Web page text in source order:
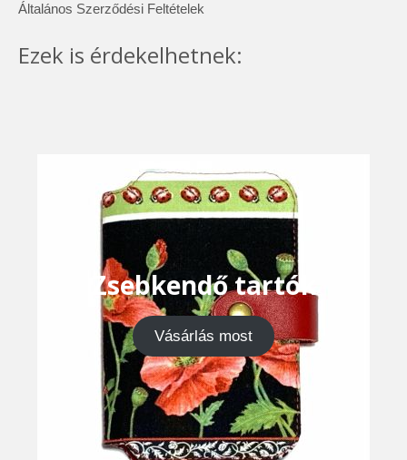
Általános Szerződési Feltételek
Ezek is érdekelhetnek:
Zsebkendő tartók
Vásárlás most